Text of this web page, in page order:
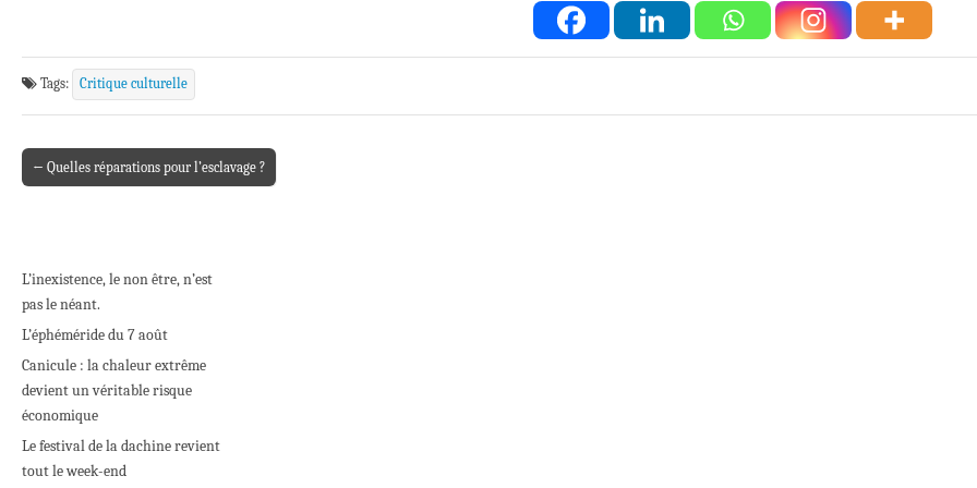
Tags: Critique culturelle
Post navigation
← Quelles réparations pour l’esclavage ?
L’inexistence, le non être, n’est
pas le néant.
L’éphéméride du 7 août
Canicule : la chaleur extrême
devient un véritable risque
économique
Le festival de la dachine revient
tout le week-end